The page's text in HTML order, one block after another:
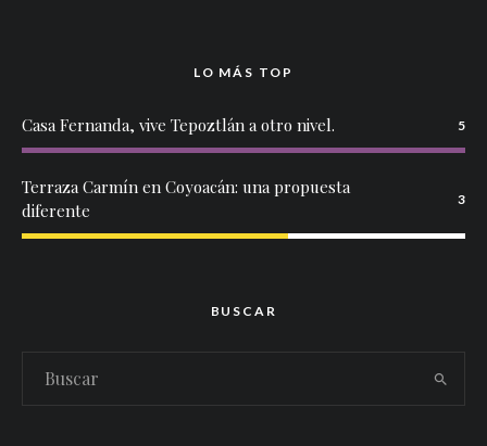
LO MÁS TOP
Casa Fernanda, vive Tepoztlán a otro nivel. 5
Terraza Carmín en Coyoacán: una propuesta
diferente
3
BUSCAR